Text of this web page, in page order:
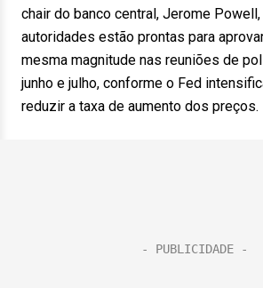
chair do banco central, Jerome
autoridades estão prontas para
mesma magnitude nas reuniões de
junho e julho, conforme o Fed
reduzir a taxa de aumento dos preços.